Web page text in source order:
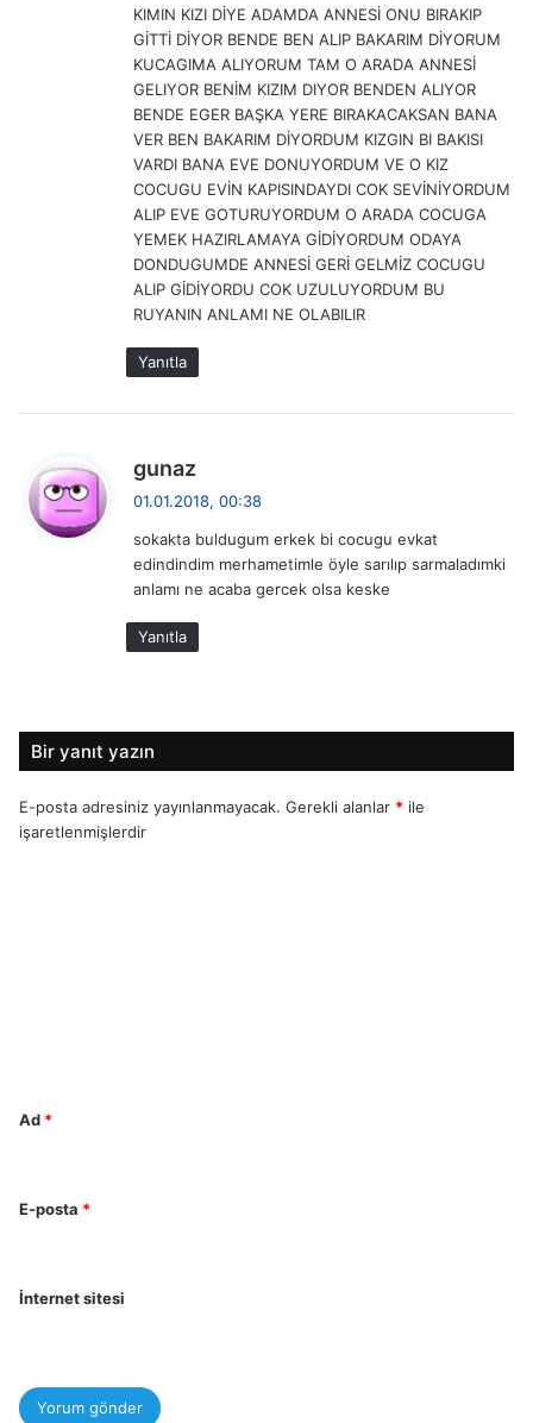
KIMIN KIZI DİYE ADAMDA ANNESİ ONU BIRAKIP
GİTTİ DİYOR BENDE BEN ALIP BAKARIM DİYORUM
KUCAGIMA ALIYORUM TAM O ARADA ANNESİ
GELIYOR BENİM KIZIM DIYOR BENDEN ALIYOR
BENDE EGER BAŞKA YERE BIRAKACAKSAN BANA
VER BEN BAKARIM DİYORDUM KIZGIN BI BAKISI
VARDI BANA EVE DONUYORDUM VE O KIZ
COCUGU EVİN KAPISINDAYDI COK SEVİNİYORDUM
ALIP EVE GOTURUYORDUM O ARADA COCUGA
YEMEK HAZIRLAMAYA GİDİYORDUM ODAYA
DONDUGUMDE ANNESİ GERİ GELMİZ COCUGU
ALIP GİDİYORDU COK UZULUYORDUM BU
RUYANIN ANLAMI NE OLABILIR
Yanıtla
gunaz
i
k
i
:
01.01.2018, 00:38
sokakta buldugum erkek bi cocugu evkat
edindindim merhametimle öyle sarılıp sarmaladımki
anlamı ne acaba gercek olsa keske
Yanıtla
Bir yanıt yazın
E-posta adresiniz yayınlanmayacak. Gerekli alanlar * ile
işaretlenmişlerdir
Ad *
E-posta *
İnternet sitesi